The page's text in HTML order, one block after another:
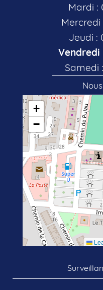
+
−
Mardi :
Mercredi
Jeudi :
Vendredi
Samedi